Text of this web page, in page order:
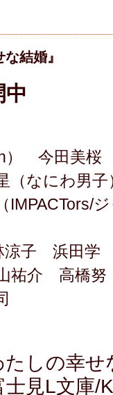
結婚』
中
） 今田美桜
（なにわ男
IMPACTors/
涼子 浜田学
祐介 高橋
しの幸せ
見L文庫/